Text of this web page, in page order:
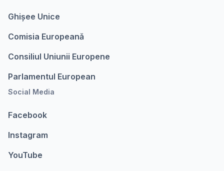
Ghișee Unice
Comisia Europeanǎ
Consiliul Uniunii Europene
Parlamentul European
Social Media
Facebook
Instagram
YouTube